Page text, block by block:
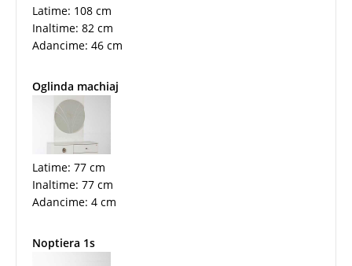
Latime: 108 cm
Inaltime: 82 cm
Adancime: 46 cm
Oglinda machiaj
Latime: 77 cm
Inaltime: 77 cm
Adancime: 4 cm
Noptiera 1s